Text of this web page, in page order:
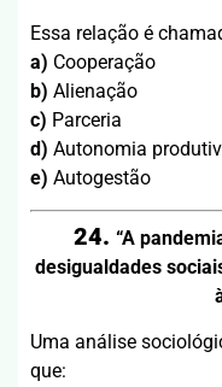
Essa relação é
a) Cooperação
b) Alienação
c) Parceria
d) Autonomia
e) Autogestão
24. “A
desigualdades
Uma análise
que: